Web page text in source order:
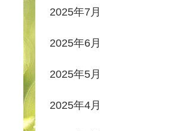
2025年7月
2025年6月
2025年5月
2025年4月